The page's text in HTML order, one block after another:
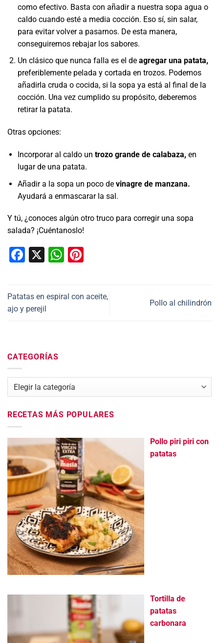
como efectivo. Basta con añadir a nuestra sopa agua o
caldo cuando esté a media cocción. Eso sí, sin salar,
para evitar volver a pasarnos. De esta manera,
conseguiremos rebajar los sabores.
Un clásico que nunca falla es el de agregar una patata,
preferiblemente pelada y cortada en trozos. Podemos
añadirla cruda o cocida, si la sopa ya está al final de la
cocción. Una vez cumplido su propósito, deberemos
retirar la patata.
Otras opciones:
Incorporar al caldo un trozo grande de calabaza, en
lugar de una patata.
Añadir a la sopa un poco de vinagre de manzana.
Ayudará a enmascarar la sal.
Y tú, ¿conoces algún otro truco para corregir una sopa
salada? ¡Cuéntanoslo!
Facebook
X WhatsApp
Patatas en espiral con aceite,
ajo y perejil
Pollo al chilindrón
CATEGORÍAS
Categorías
RECETAS MÁS POPULARES
Pollo piri piri con
patatas
Tortilla de
patatas
carbonara